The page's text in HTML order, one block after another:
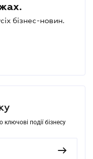
бізнес-новин.
події бізнесу